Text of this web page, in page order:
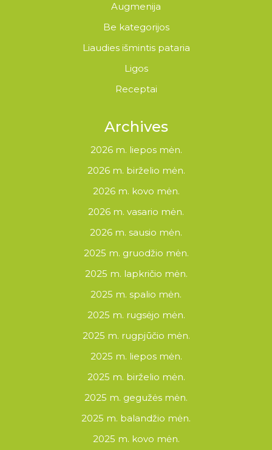
Augmenija
Be kategorijos
Liaudies išmintis pataria
Ligos
Receptai
Archives
2026 m. liepos mėn.
2026 m. birželio mėn.
2026 m. kovo mėn.
2026 m. vasario mėn.
2026 m. sausio mėn.
2025 m. gruodžio mėn.
2025 m. lapkričio mėn.
2025 m. spalio mėn.
2025 m. rugsėjo mėn.
2025 m. rugpjūčio mėn.
2025 m. liepos mėn.
2025 m. birželio mėn.
2025 m. gegužės mėn.
2025 m. balandžio mėn.
2025 m. kovo mėn.